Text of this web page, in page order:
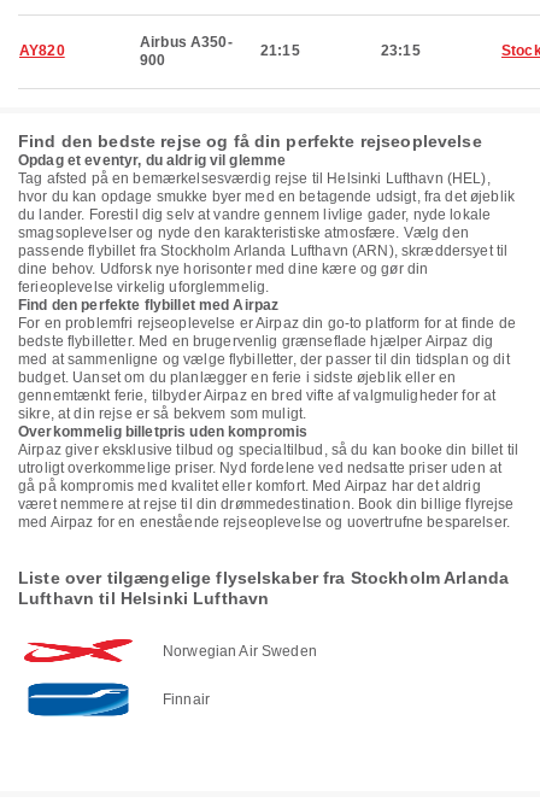
AY820
Airbus A350-
900
21:15 23:15
Find den bedste rejse og få din perfekte rejseoplevelse
Opdag et eventyr, du aldrig vil glemme
Tag afsted på en bemærkelsesværdig rejse til Helsinki Lufthavn (HEL),
hvor du kan opdage smukke byer med en betagende udsigt, fra det øjeblik
du lander. Forestil dig selv at vandre gennem livlige gader, nyde lokale
smagsoplevelser og nyde den karakteristiske atmosfære. Vælg den
passende flybillet fra Stockholm Arlanda Lufthavn (ARN), skræddersyet til
dine behov. Udforsk nye horisonter med dine kære og gør din
ferieoplevelse virkelig uforglemmelig.
Find den perfekte flybillet med Airpaz
For en problemfri rejseoplevelse er Airpaz din go-to platform for at finde de
bedste flybilletter. Med en brugervenlig grænseflade hjælper Airpaz dig
med at sammenligne og vælge flybilletter, der passer til din tidsplan og dit
budget. Uanset om du planlægger en ferie i sidste øjeblik eller en
gennemtænkt ferie, tilbyder Airpaz en bred vifte af valgmuligheder for at
sikre, at din rejse er så bekvem som muligt.
Overkommelig billetpris uden kompromis
Airpaz giver eksklusive tilbud og specialtilbud, så du kan booke din billet til
utroligt overkommelige priser. Nyd fordelene ved nedsatte priser uden at
gå på kompromis med kvalitet eller komfort. Med Airpaz har det aldrig
været nemmere at rejse til din drømmedestination. Book din billige flyrejse
med Airpaz for en enestående rejseoplevelse og uovertrufne besparelser.
Liste over tilgængelige flyselskaber fra Stockholm Arlanda
Lufthavn til Helsinki Lufthavn
Norwegian Air Sweden
Finnair